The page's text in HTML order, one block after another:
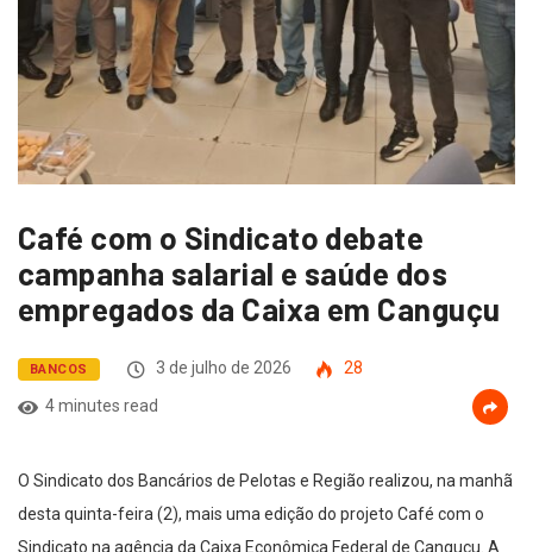
Café com o Sindicato debate
campanha salarial e saúde dos
empregados da Caixa em Canguçu
BANCOS 3 de julho de 2026
28
4 minutes read
O Sindicato dos Bancários de Pelotas e Região realizou, na manhã
desta quinta-feira (2), mais uma edição do projeto Café com o
Sindicato na agência da Caixa Econômica Federal de Canguçu. A